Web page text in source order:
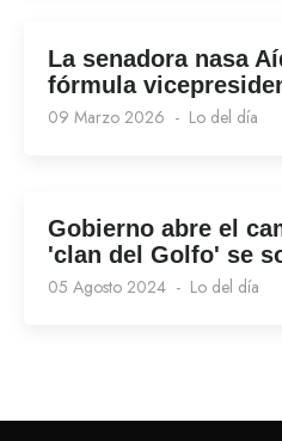
La senadora nasa
fórmula
09 Marzo 2026 Lo del día
Gobierno abre el
'clan del Golfo' se
05 Agosto 2024 Lo del día